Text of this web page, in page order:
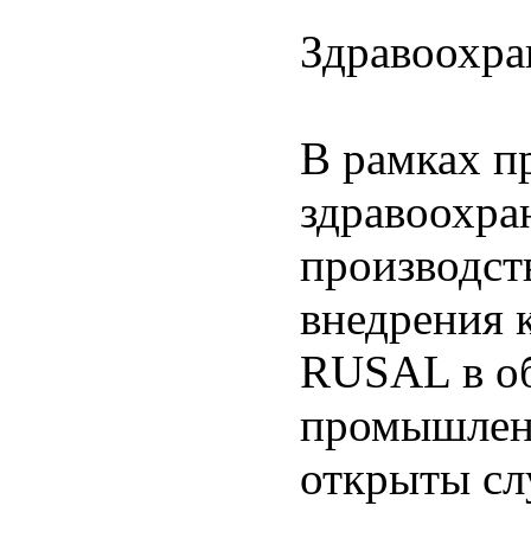
В рамках
внедрения
RUSAL в
открыты